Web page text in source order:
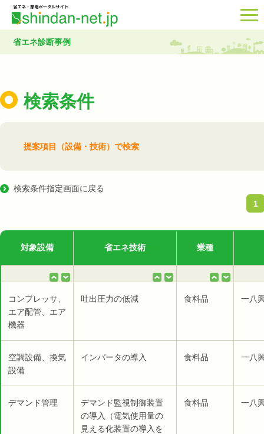
省エネ診断事例
検索条件
提案項目（設備・技術）で検索
検索条件指定画面に戻る
1
対象設備 省エネ技術 業種
コンプレッサ、
エア配管、エア
機器
吐出圧力の低減 食料品 一八
空調設備、換気
設備
インバータの導入 食料品 一八
デマンド管理
デマンド監視制御装置
の導入（電気使用量の
見える化装置の導入を
食料品 一八